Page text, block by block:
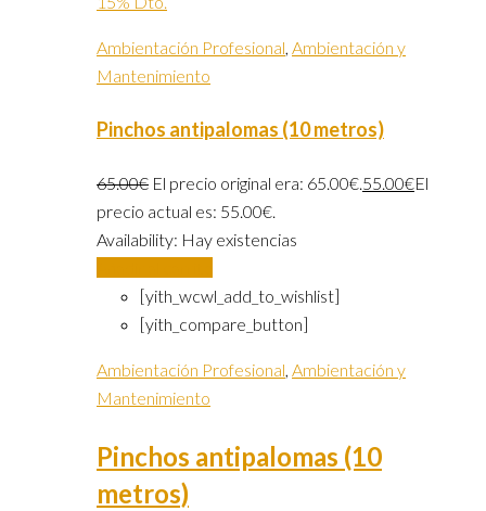
Ambientación Profesional, Ambientación y
Mantenimiento
Pinchos antipalomas (10 metros)
65.00€ El precio original era: 65.00€.55.00€El
precio actual es: 55.00€.
Availability: Hay existencias
[yith_wcwl_add_to_wishlist]
[yith_compare_button]
Ambientación Profesional, Ambientación y
Mantenimiento
Pinchos antipalomas (10
metros)